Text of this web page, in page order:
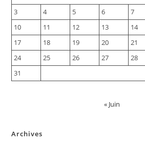
3
4 5 6 7
10
11 12 13 14
17
18 19 20 21
24
25 26 27 28
31
« Juin
Archives